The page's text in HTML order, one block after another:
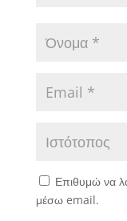
Επιθυμώ να
μέσω email.